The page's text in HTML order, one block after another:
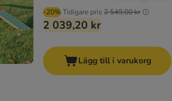
-20%Tidigare pris 2 549,00 kr
2 039,20 kr
Lägg till i varukorg